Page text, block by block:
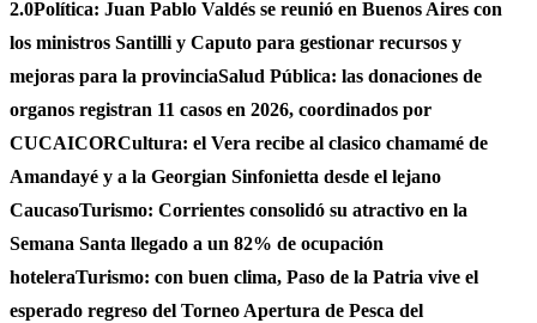
2.0Política: Juan Pablo Valdés se reunió en Buenos Aires con
los ministros Santilli y Caputo para gestionar recursos y
mejoras para la provinciaSalud Pública: las donaciones de
organos registran 11 casos en 2026, coordinados por
CUCAICORCultura: el Vera recibe al clasico chamamé de
Amandayé y a la Georgian Sinfonietta desde el lejano
CaucasoTurismo: Corrientes consolidó su atractivo en la
Semana Santa llegado a un 82% de ocupación
hoteleraTurismo: con buen clima, Paso de la Patria vive el
esperado regreso del Torneo Apertura de Pesca del